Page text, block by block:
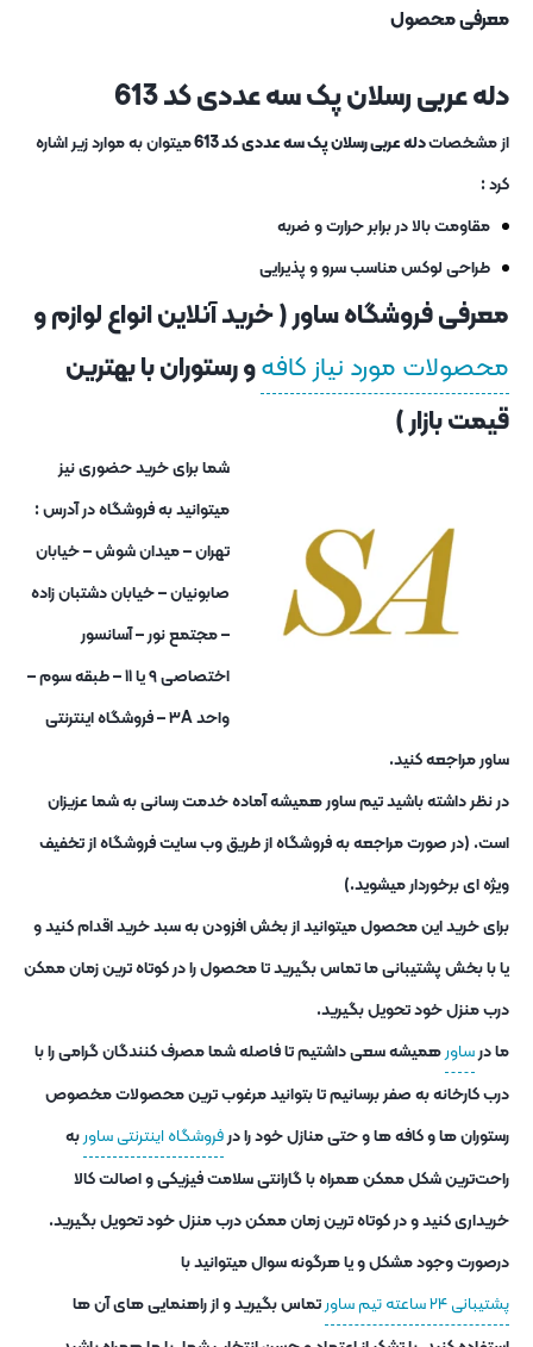
معرفی محصول
دله عربی رسلان پک سه عددی کد 613
از مشخصاتدله عربی رسلان پک سه عددی کد 613
میتوان به موارد زیر اشاره
کرد :
مقاومت بالا در برابر حرارت و ضربه
طراحی لوکس مناسب سرو و پذیرایی
معرفی فروشگاه ساور ( خرید آنلاین انواع لوازم و
محصولات مورد نیاز کافهو رستوران با بهترین
قیمت بازار )
شما برای خرید حضوری نیز
میتوانید به فروشگاه در آدرس :
تهران – میدان شوش – خیابان
صابونیان – خیابان دشتبان زاده
– مجتمع نور – آسانسور
اختصاصی ۹ یا ۱۱ – طبقه سوم –
واحد ۳A – فروشگاه اینترنتی
ساور مراجعه کنید.
در نظر داشته باشید تیم ساور همیشه آماده خدمت رسانی به شما عزیزان
است. (در صورت مراجعه به فروشگاه از طریق وب سایت فروشگاه از تخفیف
ویژه ای برخوردار میشوید.)
برای خرید این محصول میتوانید از بخش افزودن به سبد خرید اقدام کنید و
یا با بخش پشتیبانی ما تماس بگیرید تا محصول را در کوتاه ترین زمان ممکن
درب منزل خود تحویل بگیرید.
ما درساورهمیشه سعی داشتیم تا فاصله شما مصرف کنندگان گرامی را با
درب کارخانه به صفر برسانیم تا بتوانید مرغوب ترین محصولات مخصوص
رستوران ها و کافه ها و حتی منازل خود را درفروشگاه اینترنتی ساوربه
راحت‌ترین شکل ممکن همراه با گارانتی سلامت فیزیکی و اصالت کالا
خریداری کنید و در کوتاه ترین زمان ممکن درب منزل خود تحویل بگیرید.
درصورت وجود مشکل و یا هرگونه سوال میتوانید با
پشتیبانی ۲۴ ساعته تیم ساور
تماس بگیرید و از راهنمایی های آن ها